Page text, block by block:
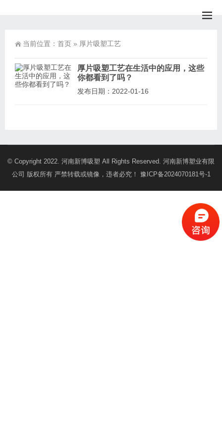
当前位置： 首页 » 厚片吸塑工艺
厚片吸塑工艺在生活中的应用，这些
你都看到了吗？
发布日期：2022-01-16
© Copyright 2022. 河南新博吸塑 All Rights Reserved. 河南新博塑业有限
公司 版权所有 严禁转载或镜像，违者必究！ 豫ICP备2024070181号-1